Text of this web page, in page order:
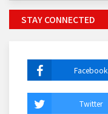
STAY CONNECTED
Facebook
Twitter